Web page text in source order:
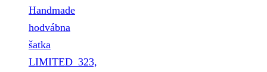
Handmade
hodvábna
šatka
LIMITED_323,